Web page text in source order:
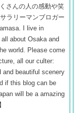
さんの人の感動や笑
ラリーマンブロガー
I live in
about Osaka and
world. Please come
all our culter:
and beautiful scenery
if this blog can be
will be a amazing